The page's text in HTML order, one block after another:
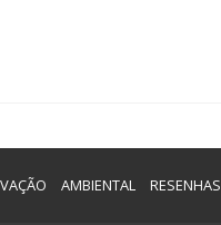
AMBIENTAL RESENHAS